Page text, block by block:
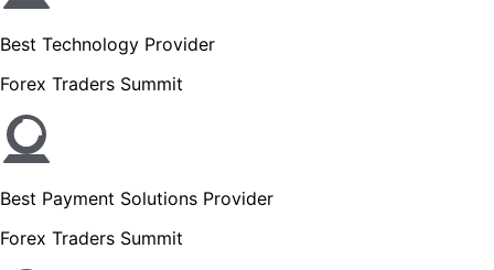
Best Technology Provider
Forex Traders Summit
Best Payment Solutions Provider
Forex Traders Summit